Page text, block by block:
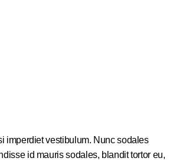
imperdiet vestibulum. Nunc sodales
id mauris sodales, blandit tortor eu,